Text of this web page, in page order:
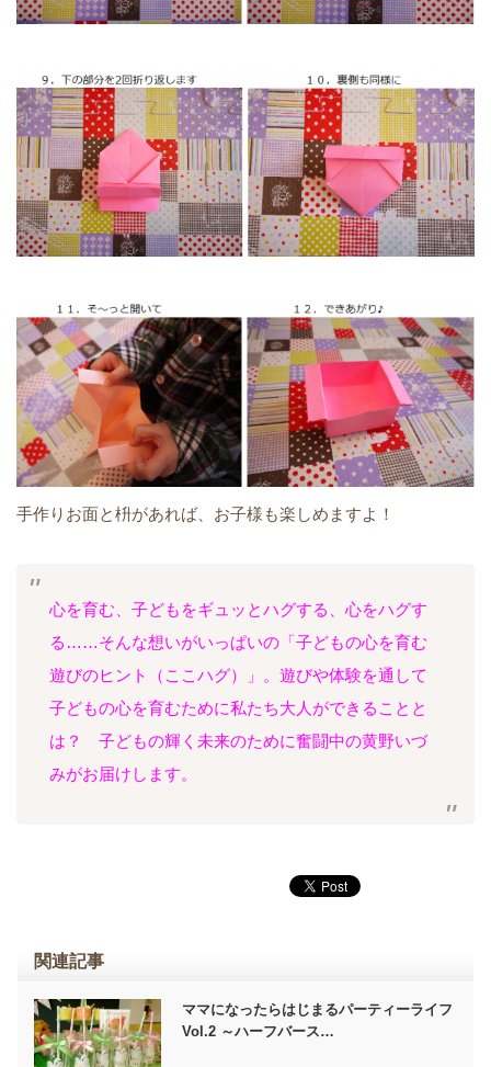
手作りお面と枡があれば、お子様も楽しめますよ！
心を育む、子どもをギュッとハグする、心をハグす
る……そんな想いがいっぱいの「子どもの心を育む
遊びのヒント（ここハグ）」。遊びや体験を通して
子どもの心を育むために私たち大人ができることと
は？ 子どもの輝く未来のために奮闘中の黄野いづ
みがお届けします。
関連記事
ママになったらはじまるパーティーライフ
Vol.2 ～ハーフバース…